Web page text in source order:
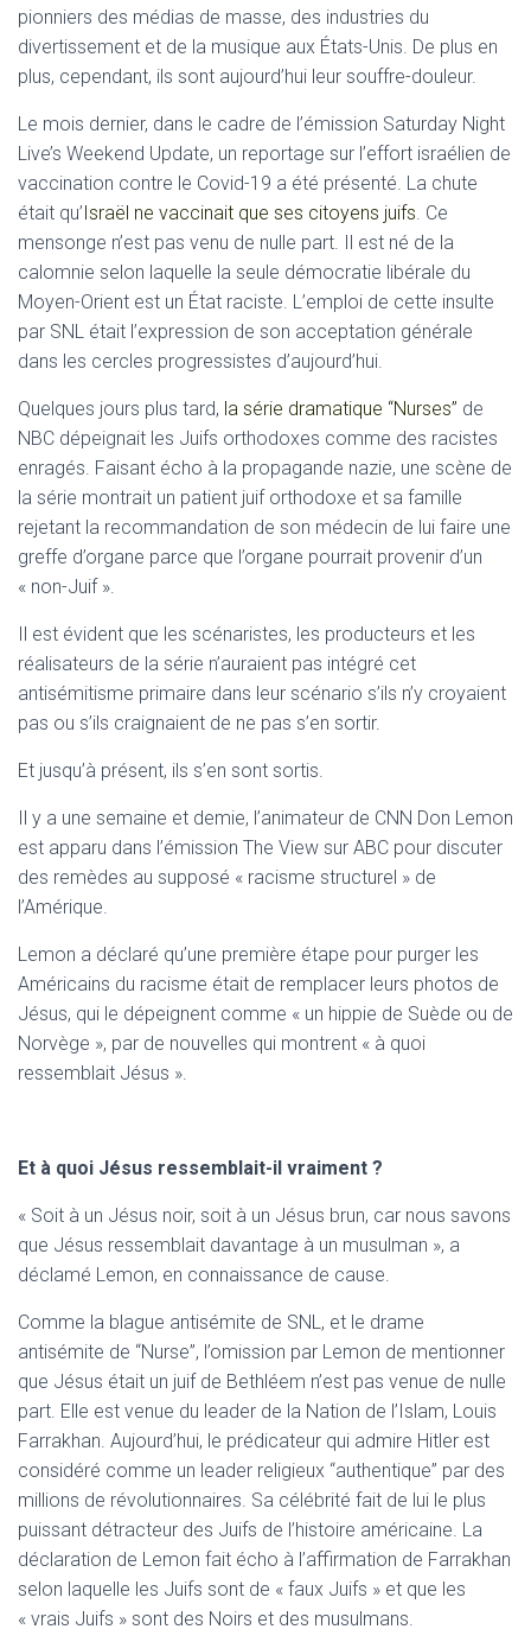
pionniers des médias de masse, des industries du
divertissement et de la musique aux États-Unis. De plus en
plus, cependant, ils sont aujourd’hui leur souffre-douleur.
Le mois dernier, dans le cadre de l’émission Saturday Night
Live’s Weekend Update, un reportage sur l’effort israélien de
vaccination contre le Covid-19 a été présenté. La chute
était qu’Israël ne vaccinait que ses citoyens juifs. Ce
mensonge n’est pas venu de nulle part. Il est né de la
calomnie selon laquelle la seule démocratie libérale du
Moyen-Orient est un État raciste. L’emploi de cette insulte
par SNL était l’expression de son acceptation générale
dans les cercles progressistes d’aujourd’hui.
Quelques jours plus tard, la série dramatique “Nurses” de
NBC dépeignait les Juifs orthodoxes comme des racistes
enragés. Faisant écho à la propagande nazie, une scène de
la série montrait un patient juif orthodoxe et sa famille
rejetant la recommandation de son médecin de lui faire une
greffe d’organe parce que l’organe pourrait provenir d’un
« non-Juif ».
Il est évident que les scénaristes, les producteurs et les
réalisateurs de la série n’auraient pas intégré cet
antisémitisme primaire dans leur scénario s’ils n’y croyaient
pas ou s’ils craignaient de ne pas s’en sortir.
Et jusqu’à présent, ils s’en sont sortis.
Il y a une semaine et demie, l’animateur de CNN Don Lemon
est apparu dans l’émission The View sur ABC pour discuter
des remèdes au supposé « racisme structurel » de
l’Amérique.
Lemon a déclaré qu’une première étape pour purger les
Américains du racisme était de remplacer leurs photos de
Jésus, qui le dépeignent comme « un hippie de Suède ou de
Norvège », par de nouvelles qui montrent « à quoi
ressemblait Jésus ».
Et à quoi Jésus ressemblait-il vraiment ?
« Soit à un Jésus noir, soit à un Jésus brun, car nous savons
que Jésus ressemblait davantage à un musulman », a
déclamé Lemon, en connaissance de cause.
Comme la blague antisémite de SNL, et le drame
antisémite de “Nurse”, l’omission par Lemon de mentionner
que Jésus était un juif de Bethléem n’est pas venue de nulle
part. Elle est venue du leader de la Nation de l’Islam, Louis
Farrakhan. Aujourd’hui, le prédicateur qui admire Hitler est
considéré comme un leader religieux “authentique” par des
millions de révolutionnaires. Sa célébrité fait de lui le plus
puissant détracteur des Juifs de l’histoire américaine. La
déclaration de Lemon fait écho à l’affirmation de Farrakhan
selon laquelle les Juifs sont de « faux Juifs » et que les
« vrais Juifs » sont des Noirs et des musulmans.